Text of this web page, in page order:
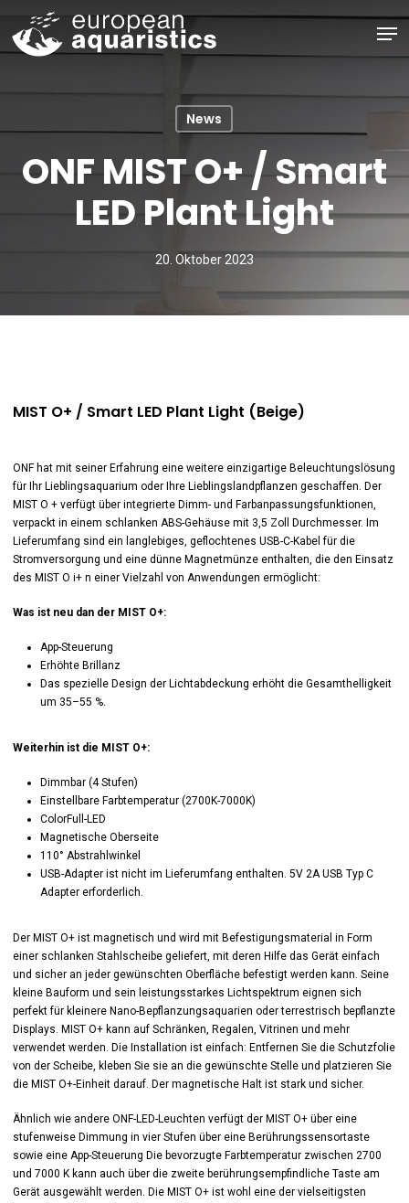
main
News
ONF MIST O+ / Smart
LED Plant Light
20. Oktober 2023
MIST O+ / Smart LED Plant Light (Beige)
ONF hat mit seiner Erfahrung eine weitere einzigartige Beleuchtungslösung
für Ihr Lieblingsaquarium oder Ihre Lieblingslandpflanzen geschaffen. Der
MIST O + verfügt über integrierte Dimm- und Farbanpassungsfunktionen,
verpackt in einem schlanken ABS-Gehäuse mit 3,5 Zoll Durchmesser. Im
Lieferumfang sind ein langlebiges, geflochtenes USB-C-Kabel für die
Stromversorgung und eine dünne Magnetmünze enthalten, die den Einsatz
des MIST O i+ n einer Vielzahl von Anwendungen ermöglicht:
Was ist neu dan der MIST O+:
App-Steuerung
Erhöhte Brillanz
Das spezielle Design der Lichtabdeckung erhöht die Gesamthelligkeit
um 35–55 %.
Weiterhin ist die MIST O+:
Dimmbar (4 Stufen)
Einstellbare Farbtemperatur (2700K-7000K)
ColorFull-LED
Magnetische Oberseite
110° Abstrahlwinkel
USB-Adapter ist nicht im Lieferumfang enthalten. 5V 2A USB Typ C
Adapter erforderlich.
Der MIST O+ ist magnetisch und wird mit Befestigungsmaterial in Form
einer schlanken Stahlscheibe geliefert, mit deren Hilfe das Gerät einfach
und sicher an jeder gewünschten Oberfläche befestigt werden kann. Seine
kleine Bauform und sein leistungsstarkes Lichtspektrum eignen sich
perfekt für kleinere Nano-Bepflanzungsaquarien oder terrestrisch bepflanzte
Displays. MIST O+ kann auf Schränken, Regalen, Vitrinen und mehr
verwendet werden. Die Installation ist einfach: Entfernen Sie die Schutzfolie
von der Scheibe, kleben Sie sie an die gewünschte Stelle und platzieren Sie
die MIST O+-Einheit darauf. Der magnetische Halt ist stark und sicher.
Ähnlich wie andere ONF-LED-Leuchten verfügt der MIST O+ über eine
stufenweise Dimmung in vier Stufen über eine Berührungssensortaste
sowie eine App-Steuerung Die bevorzugte Farbtemperatur zwischen 2700
und 7000 K kann auch über die zweite berührungsempfindliche Taste am
Gerät ausgewählt werden. Die MIST O+ ist wohl eine der vielseitigsten
Close